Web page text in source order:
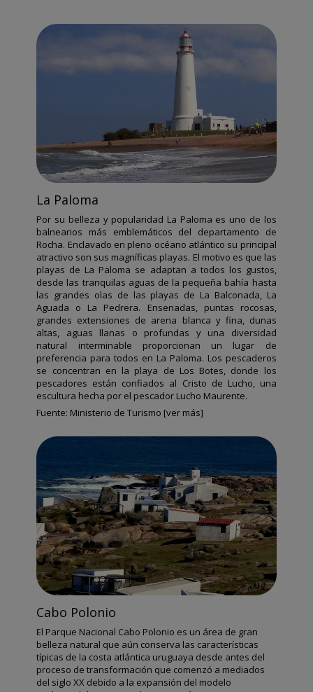
La Paloma
Por su belleza y popularidad La Paloma es uno de los
balnearios más emblemáticos del departamento de
Rocha. Enclavado en pleno océano atlántico su principal
atractivo son sus magníficas playas. El motivo es que las
playas de La Paloma se adaptan a todos los gustos,
desde las tranquilas aguas de la pequeña bahía hasta
las grandes olas de las playas de La Balconada, La
Aguada o La Pedrera. Ensenadas, puntas rocosas,
grandes extensiones de arena blanca y fina, dunas
altas, aguas llanas o profundas y una diversidad
natural interminable proporcionan un lugar de
preferencia para todos en La Paloma. Los pescaderos
se concentran en la playa de Los Botes, donde los
pescadores están confiados al Cristo de Lucho, una
escultura hecha por el pescador Lucho Maurente.
Fuente: Ministerio de Turismo [ver más]
Cabo Polonio
El Parque Nacional Cabo Polonio es un área de gran
belleza natural que aún conserva las características
típicas de la costa atlántica uruguaya desde antes del
proceso de transformación que comenzó a mediados
del siglo XX debido a la expansión del modelo